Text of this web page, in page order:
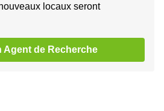
locaux seront
Agent de Recherche